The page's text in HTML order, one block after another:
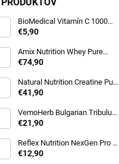
BioMedical Vitamín C 1000
mg - Podpora imunity 100
€5,90
Amix Nutrition Whey Pure
Fusion Protein - Srvátkový
€74,90
Natural Nutrition Creatine Pure
Creapure® – Čistý kreatín
€41,90
VemoHerb Bulgarian Tribulus
- Testosterón booster 90
€21,90
Reflex Nutrition NexGen Pro -
Prémiový komplex pre imunitu
€12,90